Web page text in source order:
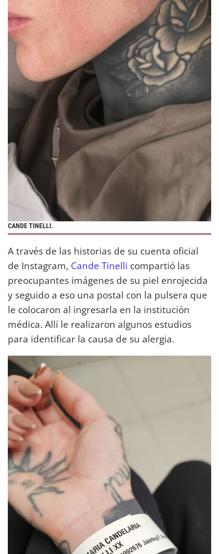
CANDE TINELLI.
A través de las historias de su cuenta oficial
de Instagram, Cande Tinelli compartió las
preocupantes imágenes de su piel enrojecida
y seguido a eso una postal con la pulsera que
le colocaron al ingresarla en la institución
médica. Allí le realizaron algunos estudios
para identificar la causa de su alergia.